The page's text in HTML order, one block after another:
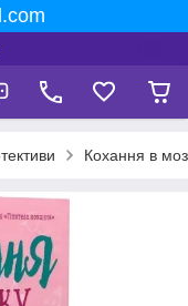
Кохання в